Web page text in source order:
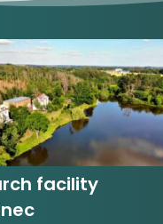
facility